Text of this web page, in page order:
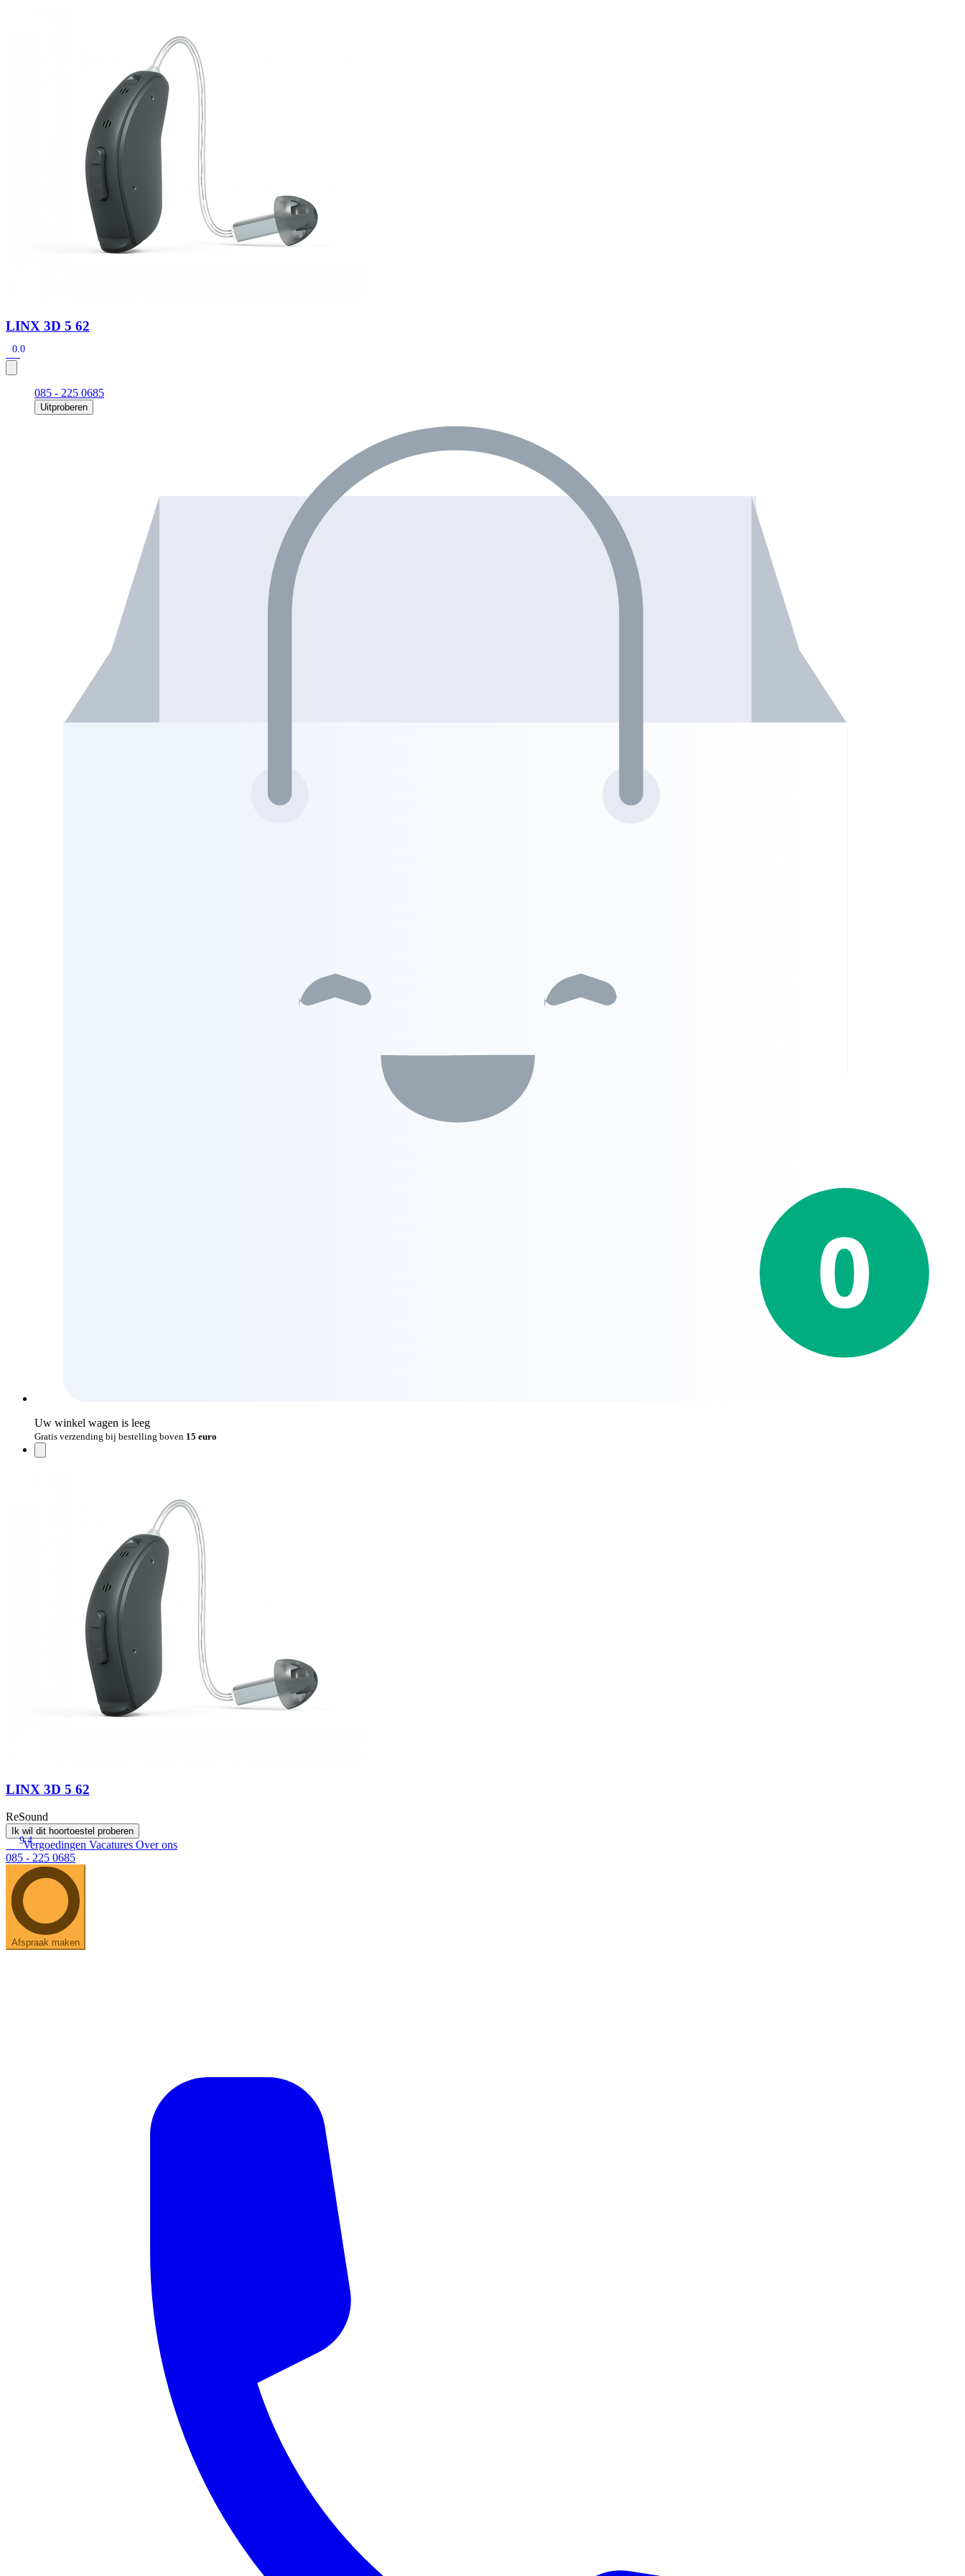
Signia Pure BCT IXSignia Silk IX
Widex filters Filters Domes
Signia Active Mini IX - Oplaadbaar
De Signia Active Mini IX is het nieuwste hoortoestel van Signia.
LINX 3D 5 62
0.0
085 - 225 0685
Uitproberen
Uw winkel wagen is leeg
Gratis verzending bij bestelling boven 15 euro
LINX 3D 5 62
ReSound
Ik wil dit hoortoestel proberen
9.4
Vergoedingen Vacatures Over ons
085 - 225 0685
Afspraak maken